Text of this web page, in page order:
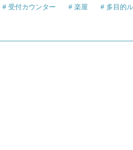
受付カウンター 楽屋 多目的